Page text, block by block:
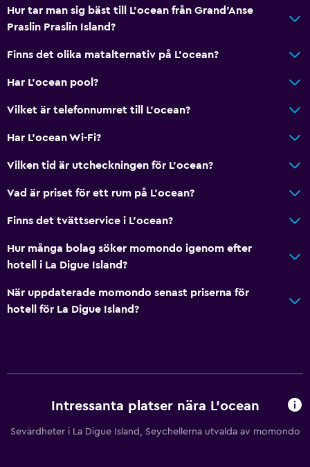
Hur tar man sig bäst till L'ocean från Grand'Anse
Praslin Praslin Island?
Finns det olika matalternativ på L'ocean?
Har L'ocean pool?
Vilket är telefonnumret till L'ocean?
Har L'ocean Wi-Fi?
Vilken tid är utcheckningen för L'ocean?
Vad är priset för ett rum på L'ocean?
Finns det tvättservice i L'ocean?
Hur många bolag söker momondo igenom efter
hotell i La Digue Island?
När uppdaterade momondo senast priserna för
hotell för La Digue Island?
Intressanta platser nära L'ocean
Sevärdheter i La Digue Island, Seychellerna utvalda av momondo